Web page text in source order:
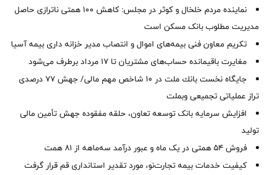
نماینده مردم خلخال و کوثر در مجلس: کاهش ۱۰۰ همتی ناترازی حاصل
مدیریت مطلوب بانک مسکن است
تکریم معاون فنی بیمه‌های اموال و انتصاب مدیر خزانه داری بیمه آسیا
مغایرت‌ باقیمانده حساب‌های مشتریان تا ۱۷ مرداد برطرف می‌شود
جایگاه نخست بانك ملت در 10 شاخص مهم مالی/ جهش 77 درصدی
تراز عملیاتی تجمیعی وبملت
افزایش سرمایه بانک توسعه تعاون، حلقه مفقوده جهش تأمین مالی
تولید
فروش 54 همتی در یک ماه و عبور درآمد سه‌ماهه از 81 همت
کیفیت خدمات بیمه تجارت‌نو، مورد تقدیر استانداری قم قرار گرفت